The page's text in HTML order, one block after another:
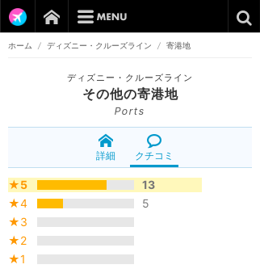
ホーム / ディズニー・クルーズライン / 寄港地
ディズニー・クルーズライン
その他の寄港地
Ports
詳細 クチコミ
★5
13
★4
5
★3
★2
★1